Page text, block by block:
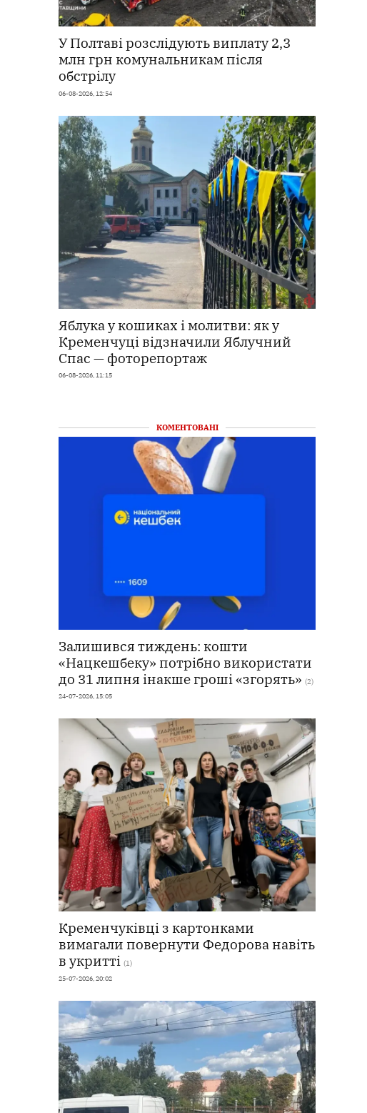
У Полтаві розслідують виплату 2,3
млн грн комунальникам після
обстрілу
06-08-2026, 12:54
Яблука у кошиках і молитви: як у
Кременчуці відзначили Яблучний
Спас — фоторепортаж
06-08-2026, 11:15
КОМЕНТОВАНІ
Залишився тиждень: кошти
«Нацкешбеку» потрібно використати
до 31 липня інакше гроші «згорять» (2)
24-07-2026, 15:05
Кременчуківці з картонками
вимагали повернути Федорова навіть
в укритті (1)
25-07-2026, 20:02